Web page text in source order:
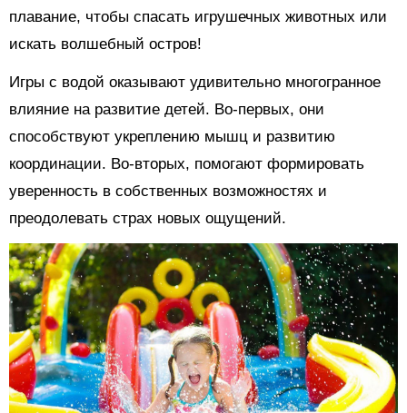
плавание, чтобы спасать игрушечных животных или
искать волшебный остров!
Игры с водой оказывают удивительно многогранное
влияние на развитие детей. Во-первых, они
способствуют укреплению мышц и развитию
координации. Во-вторых, помогают формировать
уверенность в собственных возможностях и
преодолевать страх новых ощущений.